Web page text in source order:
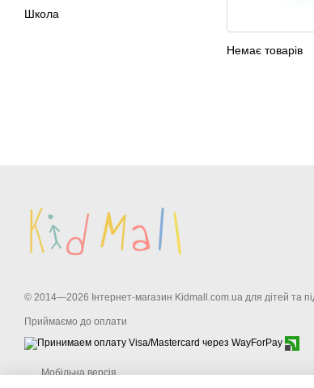
Немає товарів
Школа
© 2014—2026 Інтернет-магазин Kidmall.com.ua для дітей та
Приймаємо до оплати
Мобільна версія